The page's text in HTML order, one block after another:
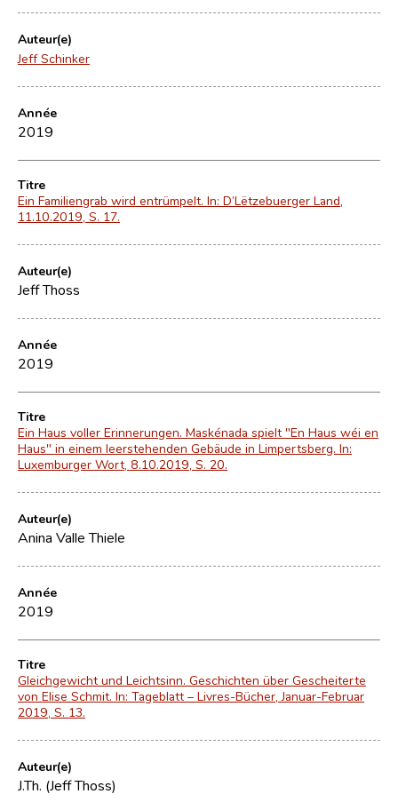
Auteur(e)
Jeff Schinker
Année
2019
Titre
Ein Familiengrab wird entrümpelt. In: D’Lëtzebuerger Land,
11.10.2019, S. 17.
Auteur(e)
Jeff Thoss
Année
2019
Titre
Ein Haus voller Erinnerungen. Maskénada spielt "En Haus wéi en
Haus" in einem leerstehenden Gebäude in Limpertsberg. In:
Luxemburger Wort, 8.10.2019, S. 20.
Auteur(e)
Anina Valle Thiele
Année
2019
Titre
Gleichgewicht und Leichtsinn. Geschichten über Gescheiterte
von Elise Schmit. In: Tageblatt – Livres-Bücher, Januar-Februar
2019, S. 13.
Auteur(e)
J.Th. (Jeff Thoss)